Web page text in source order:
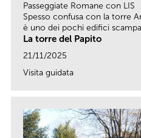
Passeggiate Romane con LIS
Spesso confusa con la torre
è uno dei pochi edifici
La torre del Papito
21/11/2025
Visita guidata